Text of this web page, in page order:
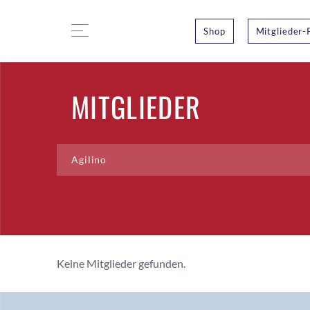
Shop Mitglieder-
MITGLIEDER
Keine Mitglieder gefunden.